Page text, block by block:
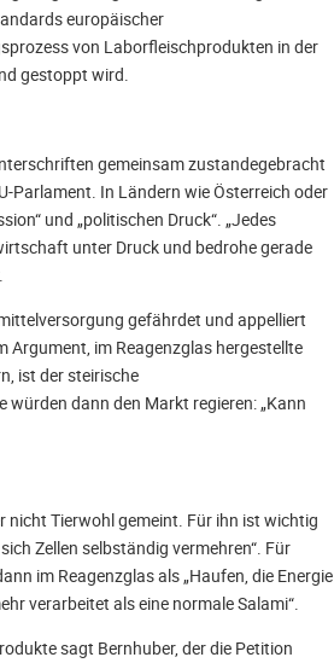
europäischer
von Laborfleischprodukten in der
gestoppt wird.
gemeinsam zustandegebracht
Parlament. In Ländern wie Österreich oder
und „politischen Druck“. „Jedes
unter Druck und bedrohe gerade
gefährdet und appelliert
Argument, im Reagenzglas hergestellte
ist der steirische
dann den Markt regieren: „Kann
nicht Tierwohl gemeint. Für ihn ist wichtig
Zellen selbständig vermehren“. Für
im Reagenzglas als „Haufen, die Energie
verarbeitet als eine normale Salami“.
sagt Bernhuber, der die Petition